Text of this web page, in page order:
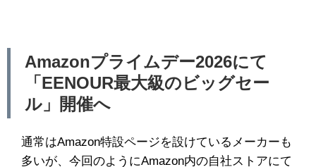
Amazonプライムデー2026にて
「EENOUR最大級のビッグセー
ル」開催へ
通常はAmazon特設ページを設けているメーカーも
多いが、今回のようにAmazon内の自社ストアにて